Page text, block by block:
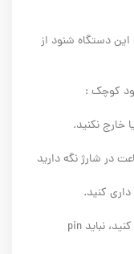
، فضای عملکرد این دستگاه شنود از
کوچک :
-4سيم کارتی که برای دستگاه شنود استفاده می کنید، نبايد pin